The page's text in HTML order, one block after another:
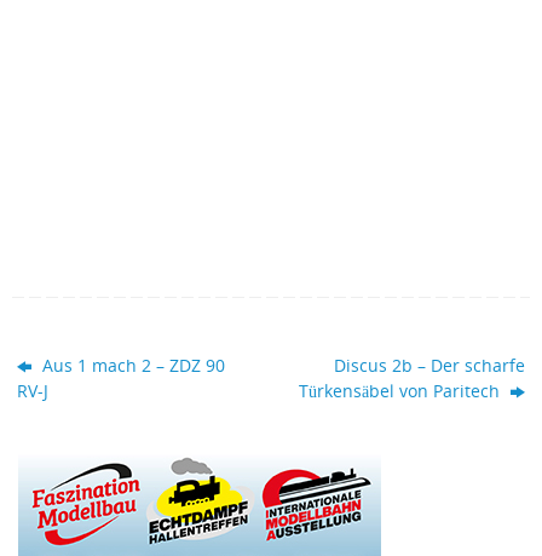
Aus 1 mach 2 – ZDZ 90
RV-J
Discus 2b – Der scharfe
Türkensäbel von Paritech